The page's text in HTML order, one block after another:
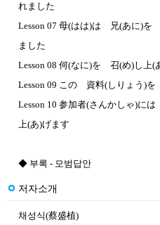
れました
Lesson 07 母(はは)は 兄(あに)
ました
Lesson 08 何(なに)を 召(め)し上(
Lesson 09 この 資料(しりょう)
Lesson 10 参加者(さんかしゃ)に
上(あ)げます
◆ 부록 - 모범답안
저자소개
채성식(蔡盛植)